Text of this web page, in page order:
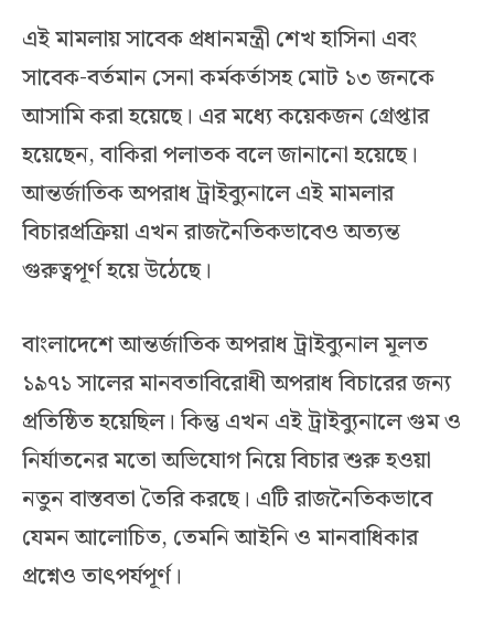
এই মামলায় সাবেক প্রধানমন্ত্রী শেখ হাসিনা এবং
সাবেক-বর্তমান সেনা কর্মকর্তাসহ মোট ১৩ জনকে
আসামি করা হয়েছে। এর মধ্যে কয়েকজন গ্রেপ্তার
হয়েছেন, বাকিরা পলাতক বলে জানানো হয়েছে।
আন্তর্জাতিক অপরাধ ট্রাইব্যুনালে এই মামলার
বিচারপ্রক্রিয়া এখন রাজনৈতিকভাবেও অত্যন্ত
গুরুত্বপূর্ণ হয়ে উঠেছে।
বাংলাদেশে আন্তর্জাতিক অপরাধ ট্রাইব্যুনাল মূলত
১৯৭১ সালের মানবতাবিরোধী অপরাধ বিচারের জন্য
প্রতিষ্ঠিত হয়েছিল। কিন্তু এখন এই ট্রাইব্যুনালে গুম ও
নির্যাতনের মতো অভিযোগ নিয়ে বিচার শুরু হওয়া
নতুন বাস্তবতা তৈরি করছে। এটি রাজনৈতিকভাবে
যেমন আলোচিত, তেমনি আইনি ও মানবাধিকার
প্রশ্নেও তাৎপর্যপূর্ণ।